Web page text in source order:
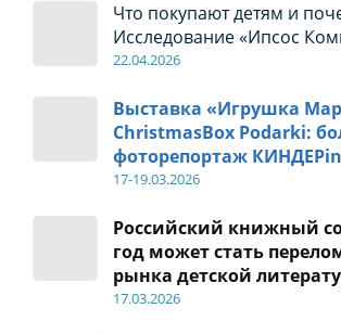
Что покупают детям и
Исследование «Ипсос
22.04.2026
Выставка «Игрушка
ChristmasBox Podarki:
фоторепортаж
17-19.03.2026
Российский книжный
год может стать
рынка детской
17.03.2026